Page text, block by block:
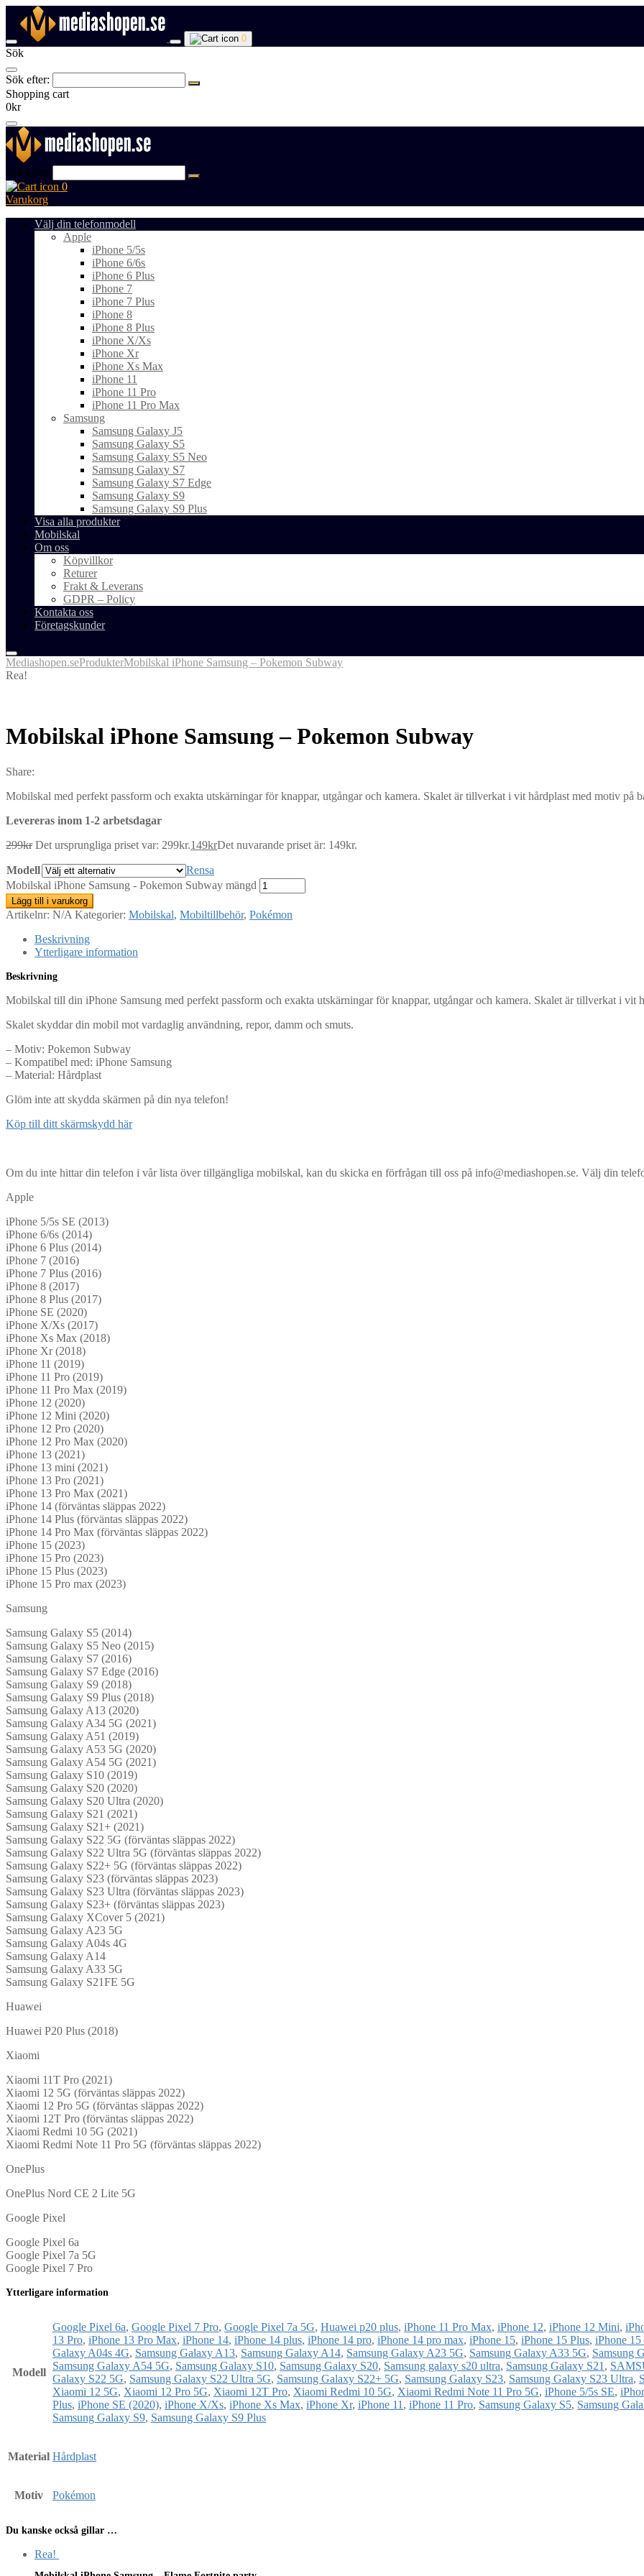
0
Sök
Sök efter:
Shopping cart
0kr
Sök efter:
0
Varukorg
Välj din telefonmodell
Apple
iPhone 5/5s
iPhone 6/6s
iPhone 6 Plus
iPhone 7
iPhone 7 Plus
iPhone 8
iPhone 8 Plus
iPhone X/Xs
iPhone Xr
iPhone Xs Max
iPhone 11
iPhone 11 Pro
iPhone 11 Pro Max
Samsung
Samsung Galaxy J5
Samsung Galaxy S5
Samsung Galaxy S5 Neo
Samsung Galaxy S7
Samsung Galaxy S7 Edge
Samsung Galaxy S9
Samsung Galaxy S9 Plus
Visa alla produkter
Mobilskal
Om oss
Köpvillkor
Returer
Frakt & Leverans
GDPR – Policy
Kontakta oss
Företagskunder
Mediashopen.seProdukterMobilskal iPhone Samsung – Pokemon Subway
Rea!
Mobilskal iPhone Samsung – Pokemon Subway
Share:
Mobilskal med perfekt passform och exakta utskärningar för knappar, utgångar och kamera. Skalet är tillverkat i vit hårdplast med motiv på
Levereras inom 1-2 arbetsdagar
299kr Det ursprungliga priset var: 299kr.149krDet nuvarande priset är: 149kr.
Modell
Rensa
Mobilskal iPhone Samsung - Pokemon Subway mängd
Lägg till i varukorg
Artikelnr: N/A Kategorier: Mobilskal, Mobiltillbehör, Pokémon
Beskrivning
Ytterligare information
Beskrivning
Mobilskal till din iPhone Samsung med perfekt passform och exakta utskärningar för knappar, utgångar och kamera. Skalet är tillverkat i vit
Skalet skyddar din mobil mot vardaglig användning, repor, damm och smuts.
– Motiv: Pokemon Subway
– Kompatibel med: iPhone Samsung
– Material: Hårdplast
Glöm inte att skydda skärmen på din nya telefon!
Köp till ditt skärmskydd här
Om du inte hittar din telefon i vår lista över tillgängliga mobilskal, kan du skicka en förfrågan till oss på info@mediashopen.se. Välj din
Apple
iPhone 5/5s SE (2013)
iPhone 6/6s (2014)
iPhone 6 Plus (2014)
iPhone 7 (2016)
iPhone 7 Plus (2016)
iPhone 8 (2017)
iPhone 8 Plus (2017)
iPhone SE (2020)
iPhone X/Xs (2017)
iPhone Xs Max (2018)
iPhone Xr (2018)
iPhone 11 (2019)
iPhone 11 Pro (2019)
iPhone 11 Pro Max (2019)
iPhone 12 (2020)
iPhone 12 Mini (2020)
iPhone 12 Pro (2020)
iPhone 12 Pro Max (2020)
iPhone 13 (2021)
iPhone 13 mini (2021)
iPhone 13 Pro (2021)
iPhone 13 Pro Max (2021)
iPhone 14 (förväntas släppas 2022)
iPhone 14 Plus (förväntas släppas 2022)
iPhone 14 Pro Max (förväntas släppas 2022)
iPhone 15 (2023)
iPhone 15 Pro (2023)
iPhone 15 Plus (2023)
iPhone 15 Pro max (2023)
Samsung
Samsung Galaxy S5 (2014)
Samsung Galaxy S5 Neo (2015)
Samsung Galaxy S7 (2016)
Samsung Galaxy S7 Edge (2016)
Samsung Galaxy S9 (2018)
Samsung Galaxy S9 Plus (2018)
Samsung Galaxy A13 (2020)
Samsung Galaxy A34 5G (2021)
Samsung Galaxy A51 (2019)
Samsung Galaxy A53 5G (2020)
Samsung Galaxy A54 5G (2021)
Samsung Galaxy S10 (2019)
Samsung Galaxy S20 (2020)
Samsung Galaxy S20 Ultra (2020)
Samsung Galaxy S21 (2021)
Samsung Galaxy S21+ (2021)
Samsung Galaxy S22 5G (förväntas släppas 2022)
Samsung Galaxy S22 Ultra 5G (förväntas släppas 2022)
Samsung Galaxy S22+ 5G (förväntas släppas 2022)
Samsung Galaxy S23 (förväntas släppas 2023)
Samsung Galaxy S23 Ultra (förväntas släppas 2023)
Samsung Galaxy S23+ (förväntas släppas 2023)
Samsung Galaxy XCover 5 (2021)
Samsung Galaxy A23 5G
Samsung Galaxy A04s 4G
Samsung Galaxy A14
Samsung Galaxy A33 5G
Samsung Galaxy S21FE 5G
Huawei
Huawei P20 Plus (2018)
Xiaomi
Xiaomi 11T Pro (2021)
Xiaomi 12 5G (förväntas släppas 2022)
Xiaomi 12 Pro 5G (förväntas släppas 2022)
Xiaomi 12T Pro (förväntas släppas 2022)
Xiaomi Redmi 10 5G (2021)
Xiaomi Redmi Note 11 Pro 5G (förväntas släppas 2022)
OnePlus
OnePlus Nord CE 2 Lite 5G
Google Pixel
Google Pixel 6a
Google Pixel 7a 5G
Google Pixel 7 Pro
Ytterligare information
Modell
Google Pixel 6a, Google Pixel 7 Pro, Google Pixel 7a 5G, Huawei p20 plus, iPhone 11 Pro Max, iPhone 12, iPhone 12 Mini,
13 Pro, iPhone 13 Pro Max, iPhone 14, iPhone 14 plus, iPhone 14 pro, iPhone 14 pro max, iPhone 15, iPhone 15 Plus, iPhone 15
Galaxy A04s 4G, Samsung Galaxy A13, Samsung Galaxy A14, Samsung Galaxy A23 5G, Samsung Galaxy A33 5G, Samsung
Samsung Galaxy A54 5G, Samsung Galaxy S10, Samsung Galaxy S20, Samsung galaxy s20 ultra, Samsung Galaxy S21 ,
Galaxy S22 5G, Samsung Galaxy S22 Ultra 5G, Samsung Galaxy S22+ 5G, Samsung Galaxy S23, Samsung Galaxy S23 Ultra,
Xiaomi 12 5G, Xiaomi 12 Pro 5G, Xiaomi 12T Pro, Xiaomi Redmi 10 5G, Xiaomi Redmi Note 11 Pro 5G, iPhone 5/5s SE,
Plus, iPhone SE (2020), iPhone X/Xs, iPhone Xs Max, iPhone Xr, iPhone 11 , iPhone 11 Pro, Samsung Galaxy S5, Samsung
Samsung Galaxy S9, Samsung Galaxy S9 Plus
Material Hårdplast
Motiv Pokémon
Du kanske också gillar …
Rea!